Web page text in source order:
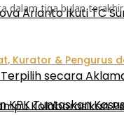
Arianto Ikuti TC
Kolaborasikan
dalam tiga bulan
secara
Tuntaskan